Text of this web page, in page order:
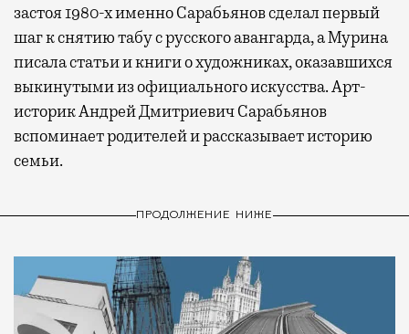
застоя 1980-х именно Сарабьянов сделал первый
шаг к снятию табу с русского авангарда, а Мурина
писала статьи и книги о художниках, оказавшихся
выкинутыми из официального искусства. Арт-
историк Андрей Дмитриевич Сарабьянов
вспоминает родителей и рассказывает историю
семьи.
ПРОДОЛЖЕНИЕ НИЖЕ